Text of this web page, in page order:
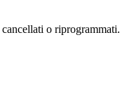
o riprogrammati.